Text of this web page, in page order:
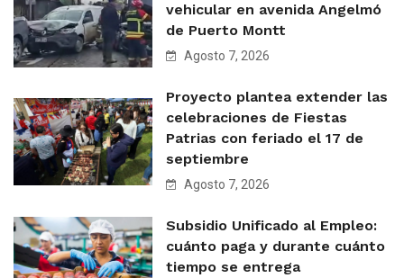
vehicular en avenida Angelmó
de Puerto Montt
Agosto 7, 2026
Proyecto plantea extender las
celebraciones de Fiestas
Patrias con feriado el 17 de
septiembre
Agosto 7, 2026
Subsidio Unificado al Empleo:
cuánto paga y durante cuánto
tiempo se entrega